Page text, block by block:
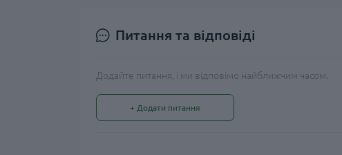
Питання та відповіді
Додайте питання, і ми відповімо найближчим часом.
+ Додати питання